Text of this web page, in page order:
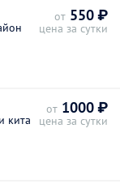
от 550 ₽
цена за сутки
кита
от 1000 ₽
цена за сутки